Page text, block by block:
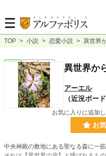
TOP > 小説 > 恋愛小説 > 異世界
完結 短編 異世界か
アーエル
（近況ボード
お気に入りに追加
お
中央神殿の敷地にある聖なる森に一筋